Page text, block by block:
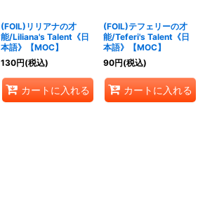
(FOIL)リリアナの才
能/Liliana's Talent《日
本語》【MOC】
130円(税込)
カートに入れる
(FOIL)テフェリーの才
能/Teferi's Talent《日
本語》【MOC】
90円(税込)
カートに入れる